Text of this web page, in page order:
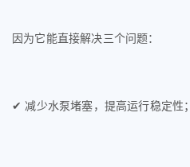
因为它能直接解决三个问题：
✔ 减少水泵堵塞，提高运行稳定性；